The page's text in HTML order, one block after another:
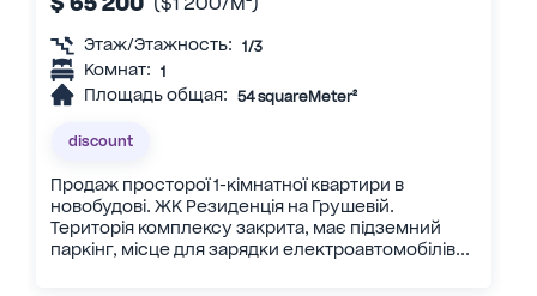
Этаж/Этажность: 1/3
Комнат: 1
Площадь общая: 54 squareMeter²
discount
Продаж просторої 1-кімнатної квартири в
новобудові. ЖК Резиденція на Грушевій.
Територія комплексу закрита, має підземний
паркінг, місце для зарядки електроавтомобілів...